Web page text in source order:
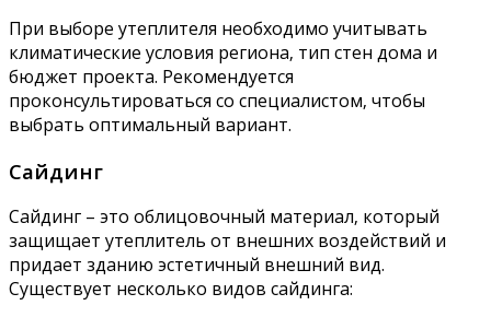
При выборе утеплителя необходимо учитывать
климатические условия региона‚ тип стен дома и
бюджет проекта. Рекомендуется
проконсультироваться со специалистом‚ чтобы
выбрать оптимальный вариант.
Сайдинг
Сайдинг – это облицовочный материал‚ который
защищает утеплитель от внешних воздействий и
придает зданию эстетичный внешний вид.
Существует несколько видов сайдинга: